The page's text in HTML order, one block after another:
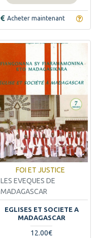
Acheter maintenant
FOI ET JUSTICE
LES EVEQUES DE
MADAGASCAR
EGLISES ET SOCIETE A
MADAGASCAR
12.00€